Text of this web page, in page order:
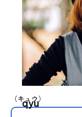
qyu
（キュウ）